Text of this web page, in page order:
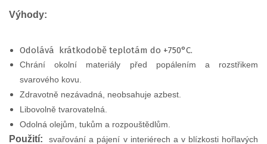
Výhody:
Odolává krátkodobě teplotám do +750°C.
Chrání okolní materiály před popálením a rozstřikem
svarového kovu.
Zdravotně nezávadná, neobsahuje azbest.
Libovolně tvarovatelná.
Odolná olejům, tukům a rozpouštědlům.
Použití:
svařování a pájení v interiérech a v blízkosti hořlavých